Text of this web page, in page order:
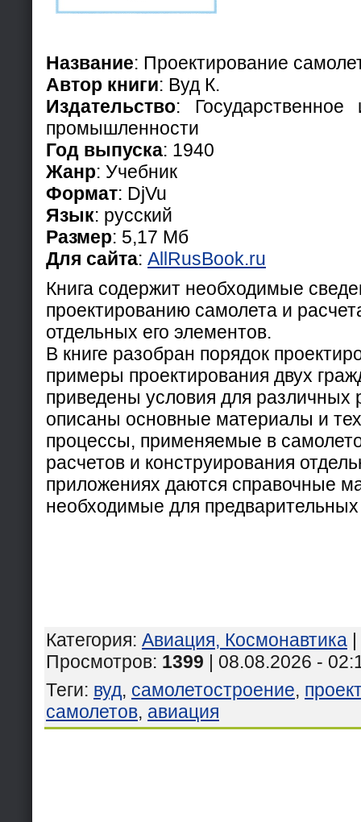
Название: Проектирование
Автор книги: Вуд К.
Издательство: Государственное
промышленности
Год выпуска: 1940
Жанр: Учебник
Формат: DjVu
Язык: русский
Размер: 5,17 Мб
Для сайта: AllRusBook.ru
Книга содержит необходимые
проектированию самолета и
отдельных его элементов.
В книге разобран порядок
примеры проектирования двух
приведены условия для различных
описаны основные материалы и
процессы, применяемые в
расчетов и конструирования
приложениях даются справочные
необходимые для предварительных
Категория: Авиация, Космонавтика |
Просмотров: 1399 | 08.08.2026 -
Теги: вуд, самолетостроение,
самолетов, авиация